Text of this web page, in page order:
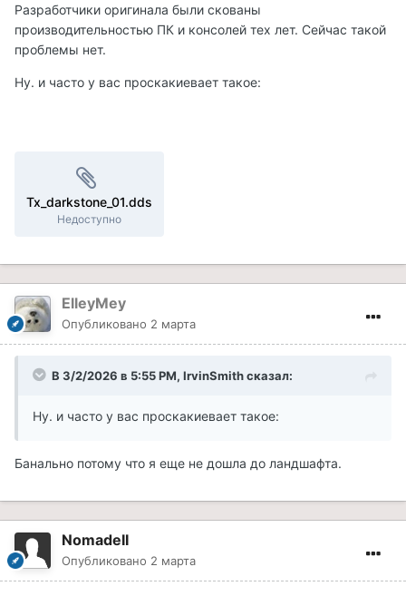
Разработчики оригинала были скованы
производительностью ПК и консолей тех лет. Сейчас такой
проблемы нет.
Ну. и часто у вас проскакиевает такое:
Tx_darkstone_01.dds
Недоступно
ElleyMey
Опубликовано 2 марта
В 3/2/2026 в 5:55 PM, IrvinSmithсказал:
Ну. и часто у вас проскакиевает такое:
Банально потому что я еще не дошла до ландшафта.
NomadeII
Опубликовано 2 марта